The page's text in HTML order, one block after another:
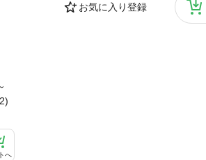
お気に入り登録
へ